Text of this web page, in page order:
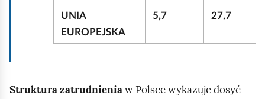
UNIA
EUROPEJSKA
5,7 27,7
Struktura zatrudnieniaw Polsce wykazuje dosyć